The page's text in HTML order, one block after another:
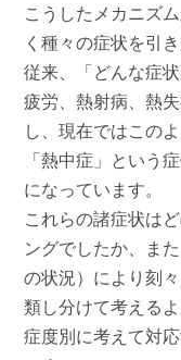
こうしたメカニズ
く種々の症状を引
従来、「どんな症
疲労、熱射病、熱
し、現在ではこの
「熱中症」という
になっています。
これらの諸症状は
ングでしたか、ま
の状況）により刻
類し分けて考える
症度別に考えて対